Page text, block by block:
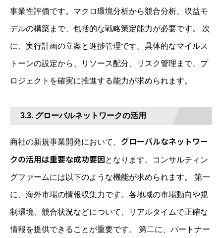
事業性評価です。マクロ環境分析から競合分析、収益モ
デルの構築まで、包括的な戦略策定能力が必要です。 次
に、実行計画の立案と進捗管理です。具体的なマイルス
トーンの設定から、リソース配分、リスク管理まで、プ
ロジェクトを確実に推進する能力が求められます。
3.3. グローバルネットワークの活用
商社の新規事業開発において、 グローバルなネットワー
クの活用は重要な成功要因となります。コンサルティン
グファームには以下のような機能が求められます。 第一
に、海外市場の情報収集力です。各地域の市場動向や規
制環境、競合状況などについて、リアルタイムで正確な
情報を提供できることが重要です。 第二に、パートナー